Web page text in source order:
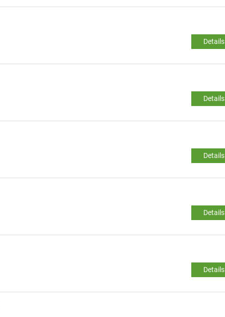
Details
Details
Details
Details
Details